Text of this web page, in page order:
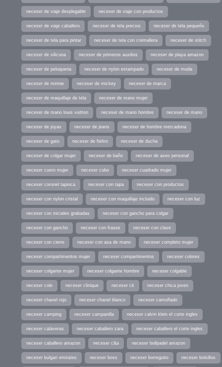
neceser de viaje desplegable neceser de viaje con productos
neceser de viaje caballero neceser de tela precios neceser de tela pequeño
neceser de tela para pintar neceser de tela con cremallera neceser de stitch
neceser de silicona neceser de primeros auxilios neceser de playa amazon
neceser de peluqueria neceser de nylon estampado neceser de moda
neceser de minnie neceser de mickey neceser de marca
neceser de maquillaje de tela neceser de mano mujer
neceser de mano louis vuitton neceser de mano hombre neceser de mano
neceser de joyas neceser de jeans neceser de hombre mercadona
neceser de gato neceser de fieltro neceser de ducha
neceser de colgar mujer neceser de baño neceser de aseo personal
neceser cuero mujer neceser cubo neceser cuadrado mujer
neceser coronel tapioca neceser con tapa neceser con productos
neceser con nylon cristal neceser con maquillaje incluido neceser con luz
neceser con iniciales grabadas neceser con gancho para colgar
neceser con gancho neceser con frases neceser con clave
neceser con cierre neceser con asa de mano neceser completo mujer
neceser compartimentos mujer neceser compartimentos neceser colores
neceser colgante mujer neceser colgante hombre neceser colgable
neceser cole neceser clinique neceser ck neceser chica joven
neceser chanel rojo neceser chanel blanco neceser camuflado
neceser camping neceser campanilla neceser calvin klein el corte ingles
neceser calaveras neceser caballero zara neceser caballero el corte ingles
neceser caballero amazon neceser c&a neceser bullpadel amazon
neceser bulgari emirates neceser boss neceser borreguito neceser bolsillos